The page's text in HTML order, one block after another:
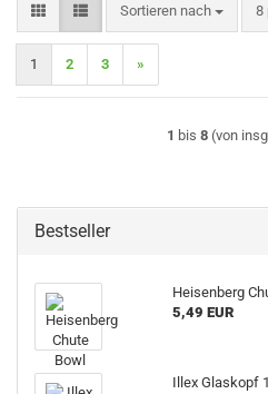
Sortieren nach
Sortieren nach 8
1 2 3 »
1 bis 8(von
Bestseller
Heisenberg
5,49 EUR
Illex Glaskopf